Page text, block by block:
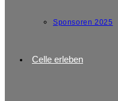
Sponsoren 2025
Celle erleben